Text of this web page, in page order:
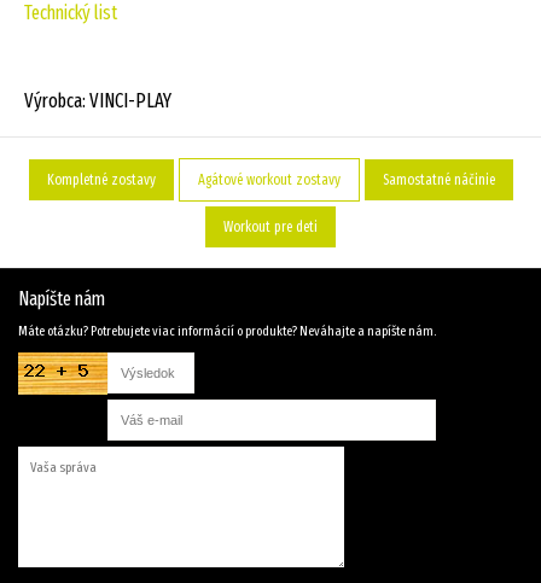
Technický list
Výrobca: VINCI-PLAY
Kompletné zostavy Agátové workout zostavy Samostatné náčinie
Workout pre deti
Napíšte nám
Máte otázku? Potrebujete viac informácií o produkte? Neváhajte a napíšte nám.